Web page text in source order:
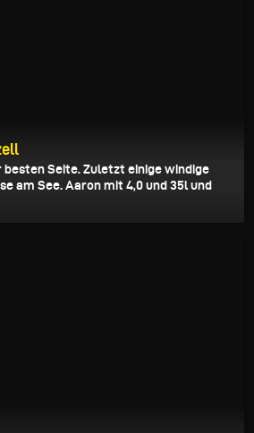
besten Seite. Zuletzt einige windige
am See. Aaron mit 4,0 und 35l und